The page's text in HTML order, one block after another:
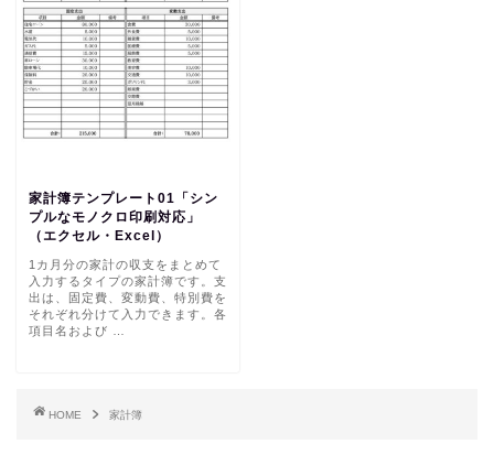
家計簿テンプレート01「シン
プルなモノクロ印刷対応」
（エクセル・Excel）
1カ月分の家計の収支をまとめて
入力するタイプの家計簿です。支
出は、固定費、変動費、特別費を
それぞれ分けて入力できます。各
項目名および …
HOME 家計簿